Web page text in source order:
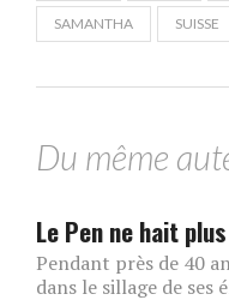
SAMANTHA SUISSE
Du même
Le Pen ne hait plus
Pendant près de 40
dans le sillage de ses